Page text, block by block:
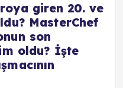
giren 20. ve
MasterChef
son
oldu? İşte